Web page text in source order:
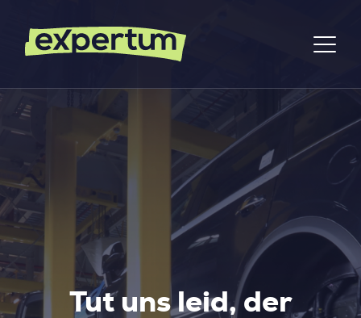
Tut uns leid, der